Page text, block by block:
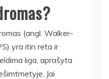
(angl. Walker-
yra itin reta ir
liga, aprašyta
Jai